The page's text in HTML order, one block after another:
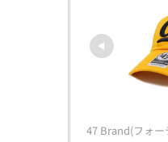
47 Brand(フォー